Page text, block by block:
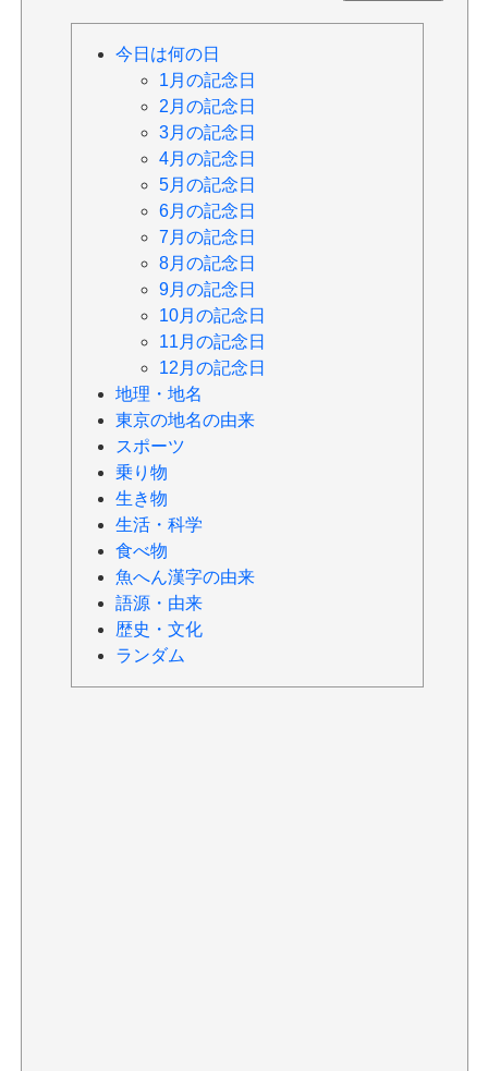
今日は何の日
1月の記念日
2月の記念日
3月の記念日
4月の記念日
5月の記念日
6月の記念日
7月の記念日
8月の記念日
9月の記念日
10月の記念日
11月の記念日
12月の記念日
地理・地名
東京の地名の由来
スポーツ
乗り物
生き物
生活・科学
食べ物
魚へん漢字の由来
語源・由来
歴史・文化
ランダム